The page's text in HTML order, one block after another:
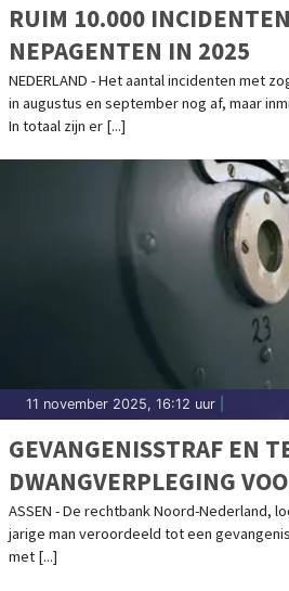
RUIM 10.000
NEPAGENTEN IN 2025
NEDERLAND - Het aantal incidenten met
in augustus en september nog af, maar
In totaal zijn er [...]
11 november 2025, 16:12 uur
GEVANGENISSTRAF EN
DWANGVERPLEGING
DOODSLAG
ASSEN - De rechtbank Noord-Nederland,
jarige man veroordeeld tot een
met [...]